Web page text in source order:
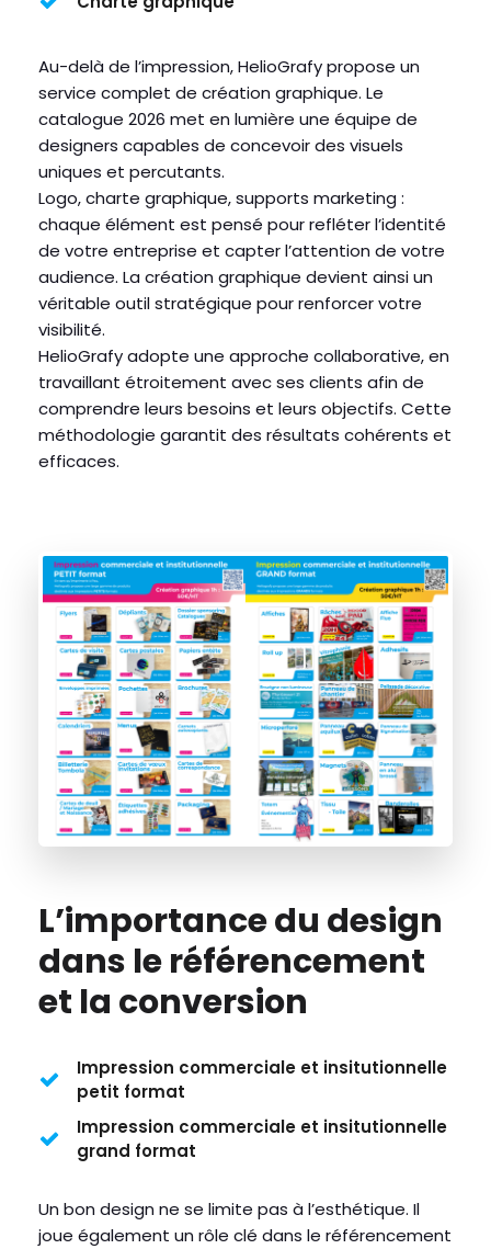
Au-delà de l’impression, HelioGrafy propose un
service complet de création graphique. Le
catalogue 2026 met en lumière une équipe de
designers capables de concevoir des visuels
uniques et percutants.
Logo, charte graphique, supports marketing :
chaque élément est pensé pour refléter l’identité
de votre entreprise et capter l’attention de votre
audience. La création graphique devient ainsi un
véritable outil stratégique pour renforcer votre
visibilité.
HelioGrafy adopte une approche collaborative, en
travaillant étroitement avec ses clients afin de
comprendre leurs besoins et leurs objectifs. Cette
méthodologie garantit des résultats cohérents et
efficaces.
L’importance du design
dans le référencement
et la conversion
Impression commerciale et insitutionnelle
petit format
Impression commerciale et insitutionnelle
grand format
Un bon design ne se limite pas à l’esthétique. Il
joue également un rôle clé dans le référencement